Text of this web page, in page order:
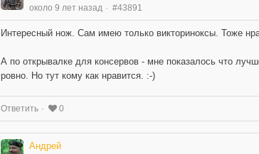
около 9 лет назад #43891
Интересный нож. Сам имею только викториноксы. Тоже
А по открывалке для консервов - мне показалось что
ровно. Но тут кому как нравится. :-)
Ответить 0
Андрей